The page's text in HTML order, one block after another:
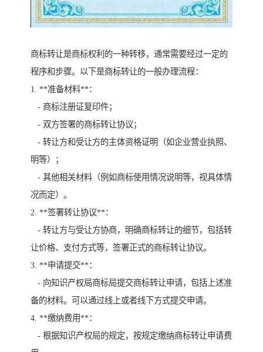
商标转让是商标权利的一种转移，通常需要经过一定的
程序和步骤。以下是商标转让的一般办理流程：
1. **准备材料**：
- 商标注册证复印件；
- 双方签署的商标转让协议；
- 转让方和受让方的主体资格证明（如企业营业执照、
明等）；
- 其他相关材料（例如商标使用情况说明等，视具体情
况而定）。
2. **签署转让协议**：
- 转让方与受让方协商，明确商标转让的细节，包括转
让价格、支付方式等，签署正式的商标转让协议。
3. **申请提交**：
- 向知识产权局商标局提交商标转让申请，包括上述准
备的材料。可以通过线上或者线下方式提交申请。
4. **缴纳费用**：
- 根据知识产权局的规定，按规定缴纳商标转让申请费